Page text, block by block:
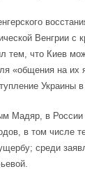
Венгрии с
тем, что Киев
«общения на их
Мадяр, в России
в том числе
среди